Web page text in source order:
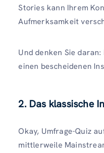
Stories kann Ihrem
Aufmerksamkeit
Und denken Sie
einen bescheidenen
2. Das klassische
Okay, Umfrage-Quiz
mittlerweile